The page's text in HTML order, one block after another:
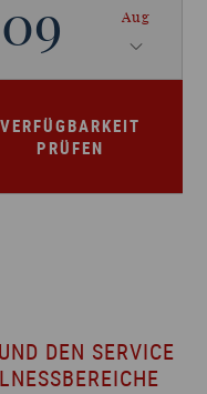
09 Aug
VERFÜGBARKEIT
PRÜFEN
DEN SERVICE U